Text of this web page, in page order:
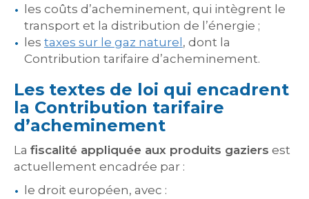
les coûts d’acheminement, qui intègrent le
transport et la distribution de l’énergie ;
les taxes sur le gaz naturel , dont la
Contribution tarifaire d’acheminement.
Les textes de loi qui encadrent
la Contribution tarifaire
d’acheminement
La fiscalité appliquée aux produits gaziers est
actuellement encadrée par :
le droit européen, avec :